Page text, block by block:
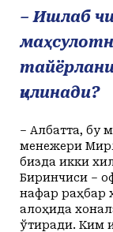
– Ишлаб
қилинади?
– Албатта, бу
менежери
бизда икки
Биринчиси –
нафар раҳбар
алоҳида
ўтиради. Ким